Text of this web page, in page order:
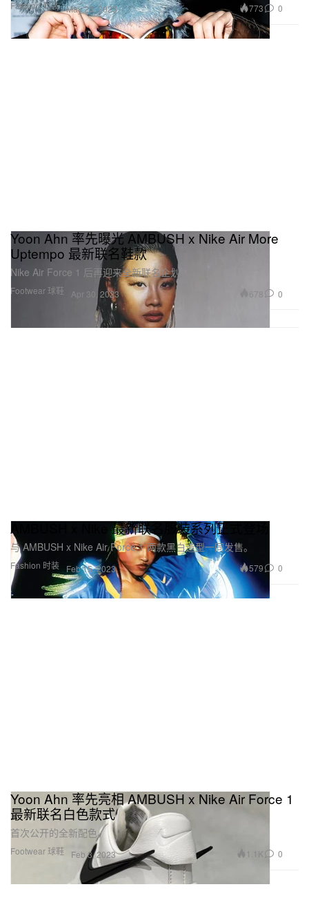
Fashion 时装 May 23, 2023 773 0
Footwear 球鞋
Yoon Ahn 率先曝光 AMBUSH x Nike Air More
Uptempo 最新联名鞋款
Nike Air Force 1 后再迎来全新联名企划。
Apr 30, 2023 678 0
Fashion 时装
AMBUSH x Nike 最新联名服装系列正式登场
与 AMBUSH x Nike Air Force 1 两款黑白造型一同发售。
Feb 15, 2023 579 0
Footwear 球鞋
Yoon Ahn 率先亮相 AMBUSH x Nike Air Force 1
最新联名白色款式
首次公开的全新配色。
Feb 3, 2023 1.1K 0